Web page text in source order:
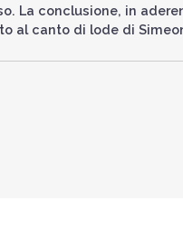
La conclusione, in
al canto di lode di